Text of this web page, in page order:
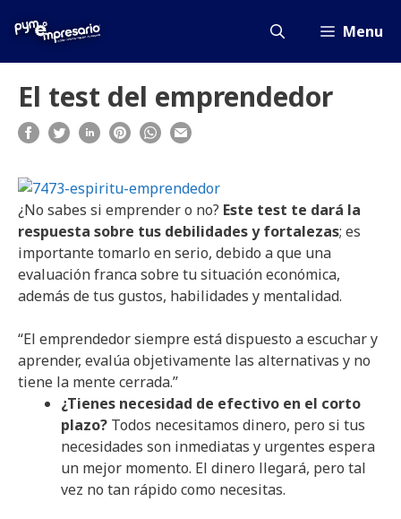
Menu
El test del emprendedor
¿No sabes si emprender o no? Este test te dará la
respuesta sobre tus debilidades y fortalezas; es
importante tomarlo en serio, debido a que una
evaluación franca sobre tu situación económica,
además de tus gustos, habilidades y mentalidad.
“El emprendedor siempre está dispuesto a escuchar y
aprender, evalúa objetivamente las alternativas y no
tiene la mente cerrada.”
¿Tienes necesidad de efectivo en el corto
plazo? Todos necesitamos dinero, pero si tus
necesidades son inmediatas y urgentes espera
un mejor momento. El dinero llegará, pero tal
vez no tan rápido como necesitas.